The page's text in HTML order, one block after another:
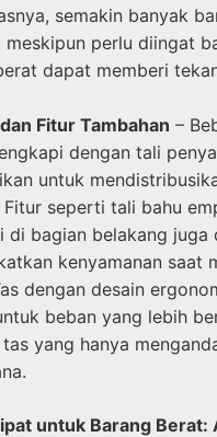
semakin banyak
meskipun perlu diingat
dapat memberi
Fitur Tambahan –
dengan tali
untuk
Fitur seperti tali bahu
di bagian belakang juga
kenyamanan saat
dengan desain
beban yang lebih
yang hanya
untuk Barang Berat: